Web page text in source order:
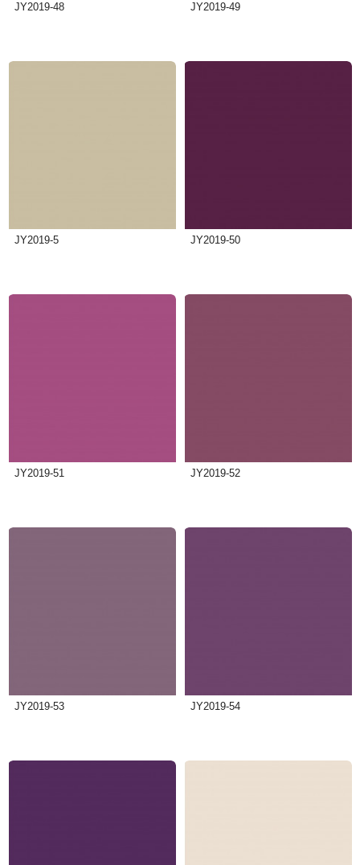
JY2019-48 JY2019-49
JY2019-5 JY2019-50
JY2019-51 JY2019-52
JY2019-53 JY2019-54